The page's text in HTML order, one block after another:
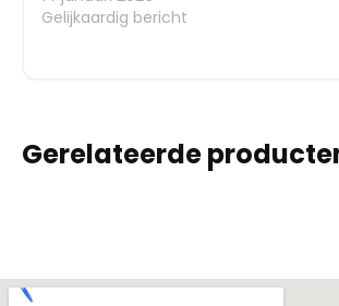
Gelijkaardig bericht
Gerelateerde